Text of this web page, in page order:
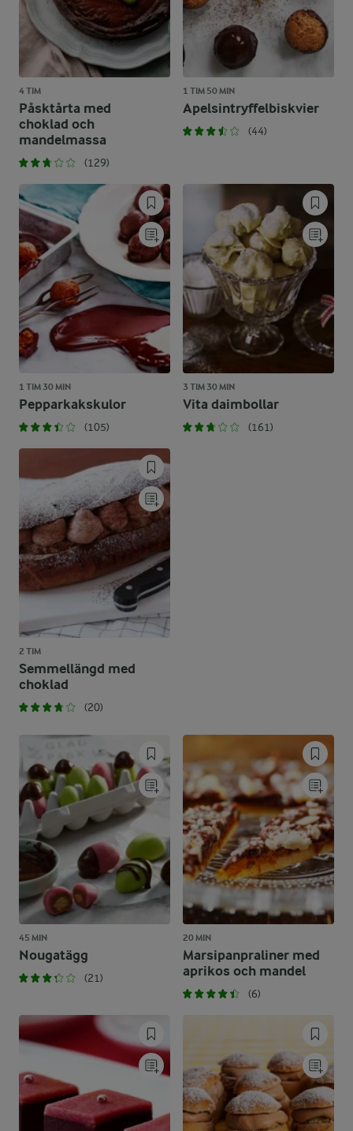
4 TIM
Påsktårta med
choklad och
mandelmassa
(129)
1 TIM 50 MIN
Apelsintryffelbiskvier
(44)
1 TIM 30 MIN
Pepparkakskulor
(105)
3 TIM 30 MIN
Vita daimbollar
(161)
2 TIM
Semmellängd med
choklad
(20)
45 MIN
Nougatägg
(21)
20 MIN
Marsipanpraliner med
aprikos och mandel
(6)